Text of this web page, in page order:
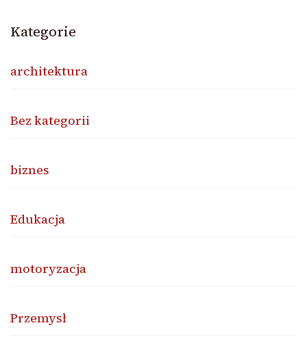
Kategorie
architektura
Bez kategorii
biznes
Edukacja
motoryzacja
Przemysł